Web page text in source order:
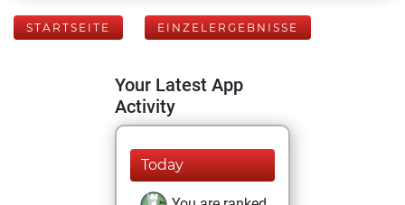
STARTSEITE EINZELERGEBNISSE
Your Latest App
Activity
Today